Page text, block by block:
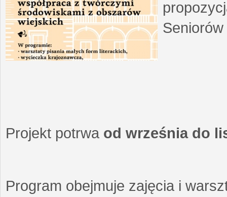
Projekt potrwa od września do
Program obejmuje zajęcia i